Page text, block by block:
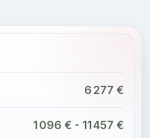
6 277 €
1 096 € - 11 457 €